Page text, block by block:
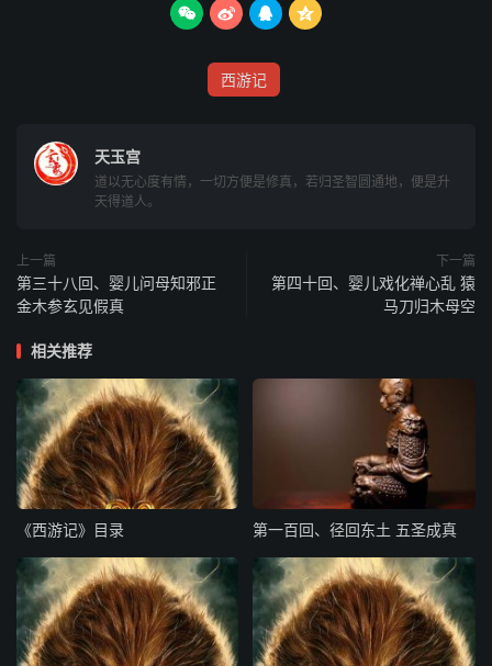
的？我如今不干那样事了。”老君道：“你那猴子，五百年前
我丹炉炼了四十九日，炭也不知费了多少。你如今幸得脱
身，皈依佛果，保唐僧往西天取经，前者在平顶山上降魔，
老孙更没稽迟，将你那五件宝贝当时交 还，你反疑心怪
我？”老君道：“你不走路，潜入吾宫怎的？”行者道：“自别
唤雨，陰害了国王，那妖假变国王相貌，现坐金銮殿上。是
我师父夜坐宝林寺看经，那国王鬼魂参拜我师，敦请老孙与
他降妖，辨明邪正。正是老孙思无指实，与弟八戒，夜入园
中，打破花园，寻着埋藏之所，乃是一眼八角琉璃井内，捞
孙医救，不许去赴陰司里求索灵魂，只教在陽世间救治。我
想着无处回生，特来参谒，万望道祖垂怜，把九转还魂丹借
得一千丸儿，与我老孙搭救他也。”老君道：“这猴子胡说！
甚么一千丸，二千丸！
当饭吃哩！是那里土块-的，这等容易？咄！快去！没有！”
行者笑道：“百十丸儿也罢。”老君道：“也没有。”行者道：
“十来丸也罢。”老君怒道：“这泼猴却也缠帐！没有，没有！
出去，出去！”
   
西游记
天玉宫
道以无心度有情，一切方便是修真，若归圣智圆通地，便是升
天得道人。
上一篇
第三十八回、婴儿问母知邪正
金木参玄见假真
下一篇
第四十回、婴儿戏化禅心乱 猿
马刀归木母空
相关推荐
《西游记》目录 第一百回、径回东土 五圣成真